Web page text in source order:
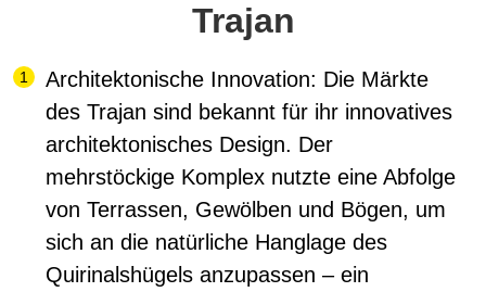
Trajan
Architektonische Innovation: Die Märkte
des Trajan sind bekannt für ihr innovatives
architektonisches Design. Der
mehrstöckige Komplex nutzte eine Abfolge
von Terrassen, Gewölben und Bögen, um
sich an die natürliche Hanglage des
Quirinalshügels anzupassen – ein